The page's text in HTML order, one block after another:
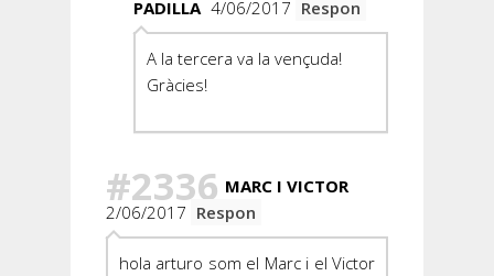
PADILLA 4/06/2017 Respon
A la tercera va la vençuda!
Gràcies!
#2336 MARC I VICTOR
2/06/2017 Respon
hola arturo som el Marc i el Victor